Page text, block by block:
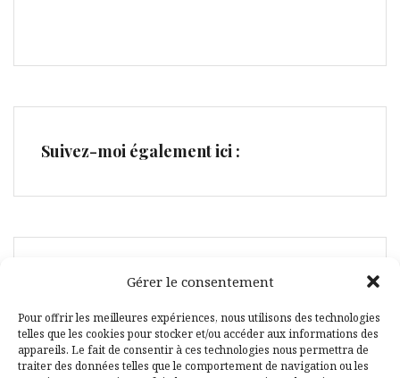
Gérer le consentement
Pour offrir les meilleures expériences, nous utilisons des technologies
telles que les cookies pour stocker et/ou accéder aux informations des
appareils. Le fait de consentir à ces technologies nous permettra de
traiter des données telles que le comportement de navigation ou les
Suivez-moi également ici :
Facebook
Pinterest